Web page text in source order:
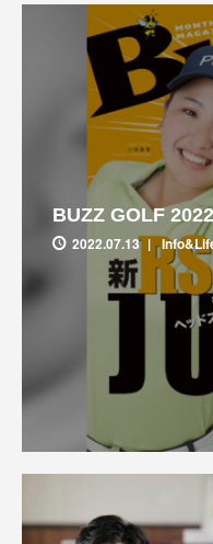
BUZZ GOLF
2022.07.13